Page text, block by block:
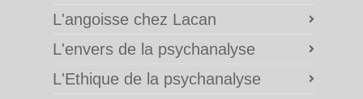
L'angoisse chez Lacan
L'envers de la psychanalyse
L'Ethique de la psychanalyse